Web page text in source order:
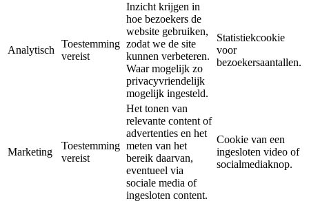
Analytisch
Toestemming
vereist
Inzicht krijgen in
hoe bezoekers de
website gebruiken,
zodat we de site
kunnen verbeteren.
Waar mogelijk zo
privacyvriendelijk
mogelijk ingesteld.
Statistiekcookie
voor
bezoekersaantallen.
Marketing
Toestemming
vereist
Het tonen van
relevante content of
advertenties en het
meten van het
bereik daarvan,
eventueel via
sociale media of
ingesloten content.
Cookie van een
ingesloten video of
socialmediaknop.